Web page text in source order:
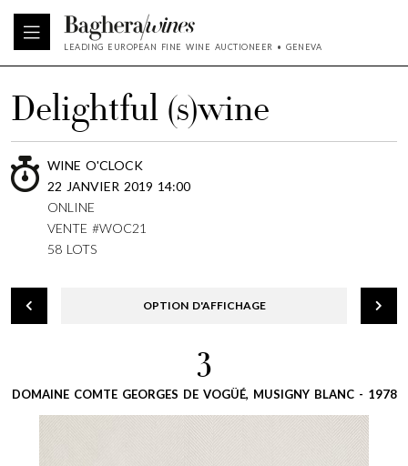
LEADING EUROPEAN FINE WINE AUCTIONEER • GENEVA
Delightful (s)wine
WINE O'CLOCK
22 JANVIER 2019 14:00
ONLINE
VENTE #WOC21
58 LOTS
OPTION D'AFFICHAGE
3
DOMAINE COMTE GEORGES DE VOGÜÉ, MUSIGNY BLANC - 1978